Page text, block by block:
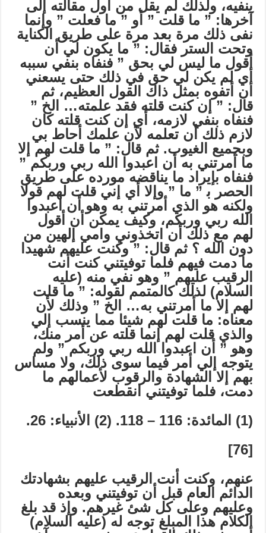
ينفيه، ولذلك لم يقل من أول مقالته إلى
آخرها: ” ما قلت ” أو ” ما فعلت ” وإنما
نفى ذلك مرة بعد مرة على طريق الكناية
وتحت الستر فقال: ” ما يكون لي أن
أقول ما ليس لي بحق ” فنفاه بنفي سببه
أي لم يكن لي حق في ذلك حتى يسعني
أن أتفوه بمثل ذاك القول العظيم، ثم
قال: ” إن كنت قلته فقد علمته… الخ ”
فنفاه بنفي لازمه، أي إن كنت قلته كان
لازم ذلك أن تعلمه لأن علمك أحاط بي
وبجميع الغيوب. ثم قال: ” ما قلت لهم إلا
ما أمرتني به أن اعبدوا الله ربي وربكم ”
فنفاه بإيراد ما يناقضه مورده على طريق
الحصر ب‍ ” ما ” وإلا أي إني قلت لهم قولا
ولكنه هو الذي أمرتني به وهو أن اعبدوا
الله ربي وربكم، وكيف يمكن أن أقول
لهم مع ذلك أن اتخذوني وامي إلهين من
دون الله ؟ ثم قال: ” وكنت عليهم شهيدا
ما دمت فيهم فلما توفيتني كنت أنت
الرقيب عليهم ” وهو نفي منه (عليه
السلام) لذلك كالمتمم لقوله: ” ما قلت
لهم إلا ما أمرتني به… الخ ” وذلك لأن
معناه: ما قلت لهم شيئا مما ينسب إلي
والذي قلت لهم إنما قلته عن أمر منك،
وهو ” أن اعبدوا الله ربي وربكم ” ولم
يتوجه إلي أمر فيما سوى ذلك، ولا مساس
بهم إلا الشهادة والرقوب لأعمالهم ما
دمت، فلما توفيتني انقطعت
(1) المائدة: 116 – 118. (2) الأنبياء: 26.
[76]
عنهم، وكنت أنت الرقيب عليهم بشهادتك
الدائم العام قبل أن توفيتني وبعده
وعليهم وعلى كل شئ غيرهم. وإذ قد بلغ
الكلام هذا المبلغ توجه له (عليه السلام)